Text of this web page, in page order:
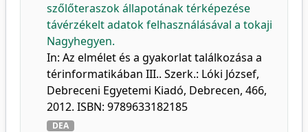
szőlőteraszok állapotának térképezése
távérzékelt adatok felhasználásával a tokaji
Nagyhegyen.
In: Az elmélet és a gyakorlat találkozása a
térinformatikában III.. Szerk.: Lóki József,
Debreceni Egyetemi Kiadó, Debrecen, 466,
2012. ISBN: 9789633182185
DEA